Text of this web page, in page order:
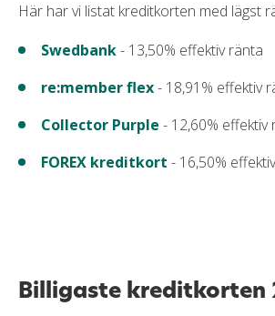
Här har vi listat kreditkorten med lägst
Swedbank- 13,50% effektiv ränta
re:member flex- 18,91% effektiv
Collector Purple - 12,60% effektiv
FOREX kreditkort - 16,50%
Billigaste kreditkorten